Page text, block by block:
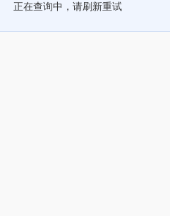
正在查询中，请刷新重试